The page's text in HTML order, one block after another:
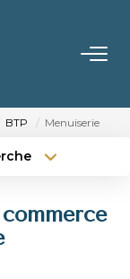
BTP Menuiserie